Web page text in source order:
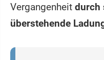
Vergangenheit durch
überstehende